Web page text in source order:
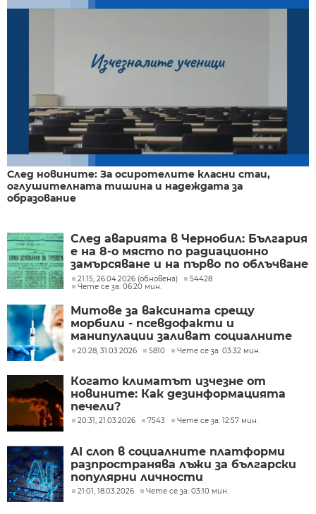
След новините: За осиротелите класни стаи,
оглушителната тишина и надеждата за
образование
След аварията в Чернобил: България
е на 8-о място по радиационно
замърсяване и на първо по облъчване
на хората
21:15, 26.04.2026 (обновена)
54428
Чете се за: 06:20 мин.
Митове за ваксината срещу
морбили - псевдофакти и
манипулации заливат социалните
мрежи
20:28, 31.03.2026 5810 Чете се за: 03:32 мин.
Когато климатът изчезне от
новините: Как дезинформацията
печели?
20:31, 21.03.2026 7543 Чете се за: 12:57 мин.
AI слоп в социалните платформи
разпространява лъжи за български
популярни личности
21:01, 18.03.2026 Чете се за: 03:10 мин.